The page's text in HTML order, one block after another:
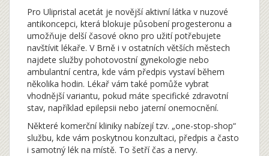
Pro Ulipristal acetát je novější aktivní látka v nuzové
antikoncepci, která blokuje působení progesteronu a
umožňuje delší časové okno pro užitípotřebujete
navštívit lékaře. V Brně i v ostatních větších městech
najdete služby pohotovostní gynekologie nebo
ambulantní centra, kde vám předpis vystaví během
několika hodin. Lékař vám také pomůže vybrat
vhodnější variantu, pokud máte specifické zdravotní
stav, například epilepsii nebo jaterní onemocnění.
Některé komerční kliniky nabízejí tzv. „one-stop-shop“
službu, kde vám poskytnou konzultaci, předpis a často
i samotný lék na místě. To šetří čas a nervy.